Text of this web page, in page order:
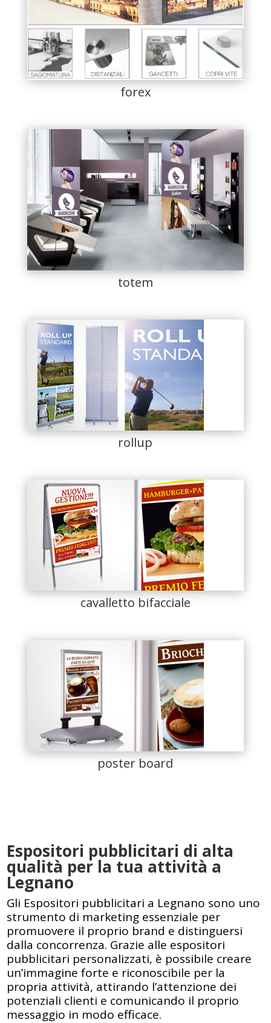
forex
totem
rollup
cavalletto bifacciale
poster board
Espositori pubblicitari di alta
qualità per la tua attività a
Legnano
Gli Espositori pubblicitari a Legnano sono uno
strumento di marketing essenziale per
promuovere il proprio brand e distinguersi
dalla concorrenza. Grazie alle espositori
pubblicitari personalizzati, è possibile creare
un’immagine forte e riconoscibile per la
propria attività, attirando l’attenzione dei
potenziali clienti e comunicando il proprio
messaggio in modo efficace.